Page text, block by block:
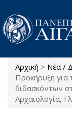
Παράκαμψη προς
Είστε
Αρχική > Νέα /
Προκήρυξη για
διδασκόντων
Αρχαιολογία,